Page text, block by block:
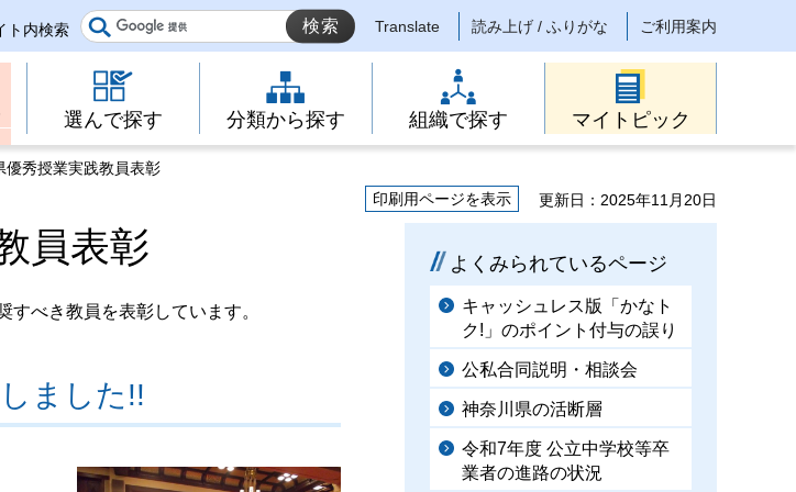
ト内検索 Translate 読み上げ / ふりがな ご利用案内
選んで探す 分類から探す 組織で探す マイトピック
優秀授業実践教員表彰
印刷用ページを表示
更新日：2025年11月20日
員表彰
べき教員を表彰しています。
ました!!
よくみられているページ
キャッシュレス版「かなト
ク!」のポイント付与の誤り
公私合同説明・相談会
神奈川県の活断層
令和7年度 公立中学校等卒
業者の進路の状況